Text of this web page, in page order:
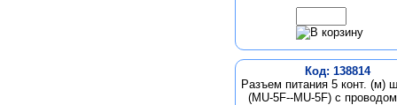
Код: 138814
Разъем питания 5 конт. (м)
(MU-5F--MU-5F) с